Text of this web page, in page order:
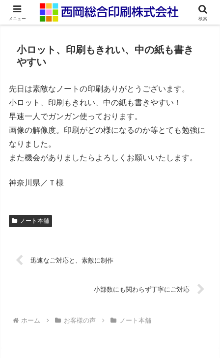
ネット印刷通販・オンデマンド印刷
小ロット、印刷もきれい、中の紙も書き
やすい
先日は素敵なノートの印刷ありがとうございます。
小ロット、印刷もきれい、中の紙も書きやすい！
早速一人でガンガン使っております。
画像の解像度。印刷がどの様になるのか等とても勉強に
なりました。
また機会がありましたらよろしくお願いいたします。
神奈川県／Ｔ様
ノート本舗
迅速なご対応と、素敵に制作
小部数にも関わらず丁寧にご対応
ホーム お客様の声 ノート本舗
メニュー 検索